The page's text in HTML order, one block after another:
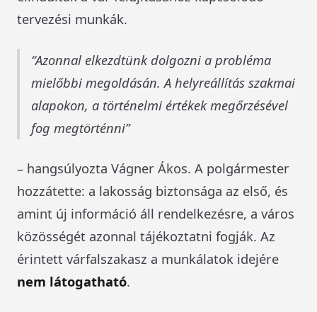
tervezési munkák.
Azonnal elkezdtünk dolgozni a probléma
mielőbbi megoldásán. A helyreállítás szakmai
alapokon, a történelmi értékek megőrzésével
fog megtörténni
– hangsúlyozta Vágner Ákos. A polgármester
hozzátette: a lakosság biztonsága az első, és
amint új információ áll rendelkezésre, a város
közösségét azonnal tájékoztatni fogják. Az
érintett várfalszakasz a munkálatok idejére
nem látogatható.